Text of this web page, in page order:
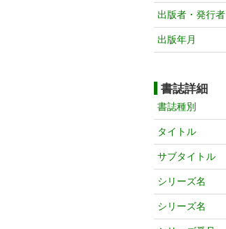
出版者・発行者
出版年月
書誌詳細
書誌種別
タイトル
サブタイトル
シリーズ名
シリーズ名